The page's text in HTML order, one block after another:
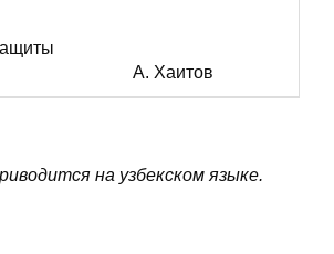
А. Хаитов
на узбекском языке.